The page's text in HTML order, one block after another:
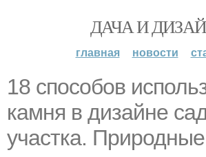
ДАЧА И
главная новости
18 способов
камня в дизайне
участка.